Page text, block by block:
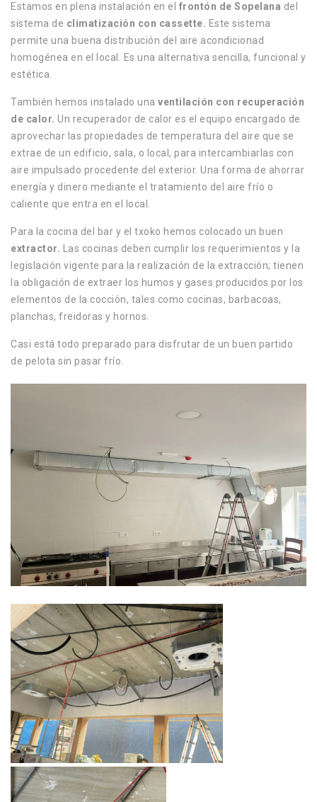
Estamos en plena instalación en el frontón de Sopelana del
sistema de climatización con cassette. Este sistema
permite una buena distribución del aire acondicionad
homogénea en el local.
Es una alternativa sencilla, funcional y
estética.
También hemos instalado una ventilación con recuperación
de calor. Un recuperador de calor es el equipo encargado de
aprovechar las propiedades de temperatura del aire que se
extrae de un edificio, sala, o local, para intercambiarlas con
aire impulsado procedente del exterior. Una forma de ahorrar
energía y dinero mediante el tratamiento del aire frío o
caliente que entra en el local.
Para la cocina del bar y el txoko hemos colocado un buen
extractor.
Las cocinas deben cumplir los requerimientos y la
legislación vigente para la realización de la extracción; tienen
la obligación de extraer los humos y gases producidos por los
elementos de la cocción, tales como cocinas, barbacoas,
planchas, freidoras y hornos.
Casi está todo preparado para disfrutar de un buen partido
de pelota sin pasar frío.